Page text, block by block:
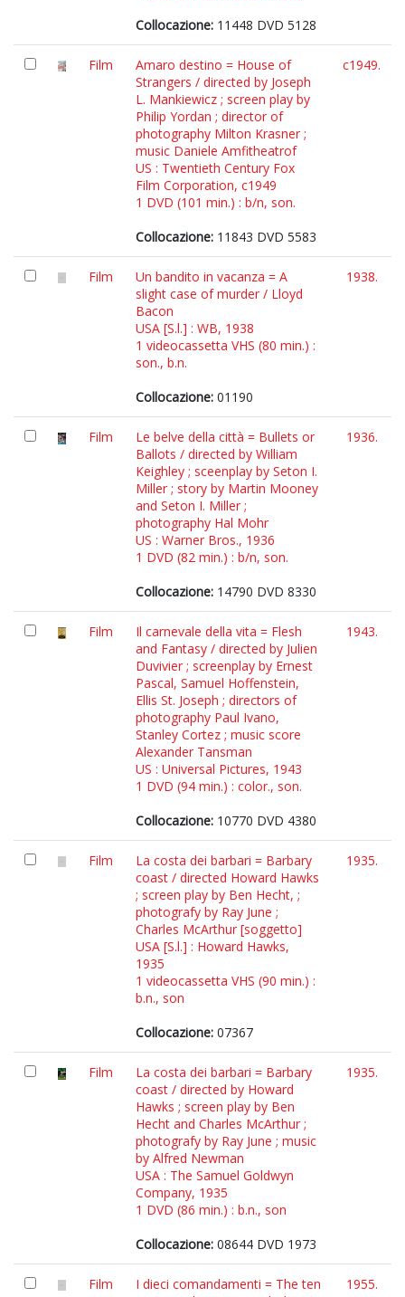
Collocazione: 11448 DVD 5128
Film
Amaro destino = House of
Strangers / directed by Joseph
L. Mankiewicz ; screen play by
Philip Yordan ; director of
photography Milton Krasner ;
music Daniele Amfitheatrof
US : Twentieth Century Fox
Film Corporation, c1949
1 DVD (101 min.) : b/n, son.
Collocazione: 11843 DVD 5583
c1949.
Film
Un bandito in vacanza = A
slight case of murder / Lloyd
Bacon
USA [S.l.] : WB, 1938
1 videocassetta VHS (80 min.) :
son., b.n.
Collocazione: 01190
1938.
Film
Le belve della città = Bullets or
Ballots / directed by William
Keighley ; sceenplay by Seton I.
Miller ; story by Martin Mooney
and Seton I. Miller ;
photography Hal Mohr
US : Warner Bros., 1936
1 DVD (82 min.) : b/n, son.
Collocazione: 14790 DVD 8330
1936.
Film
Il carnevale della vita = Flesh
and Fantasy / directed by Julien
Duvivier ; screenplay by Ernest
Pascal, Samuel Hoffenstein,
Ellis St. Joseph ; directors of
photography Paul Ivano,
Stanley Cortez ; music score
Alexander Tansman
US : Universal Pictures, 1943
1 DVD (94 min.) : color., son.
Collocazione: 10770 DVD 4380
1943.
Film
La costa dei barbari = Barbary
coast / directed Howard Hawks
; screen play by Ben Hecht, ;
photografy by Ray June ;
Charles McArthur [soggetto]
USA [S.l.] : Howard Hawks,
1935
1 videocassetta VHS (90 min.) :
b.n., son
Collocazione: 07367
1935.
Film
La costa dei barbari = Barbary
coast / directed by Howard
Hawks ; screen play by Ben
Hecht and Charles McArthur ;
photografy by Ray June ; music
by Alfred Newman
USA : The Samuel Goldwyn
Company, 1935
1 DVD (86 min.) : b.n., son
Collocazione: 08644 DVD 1973
1935.
Film
I dieci comandamenti = The ten
1955.